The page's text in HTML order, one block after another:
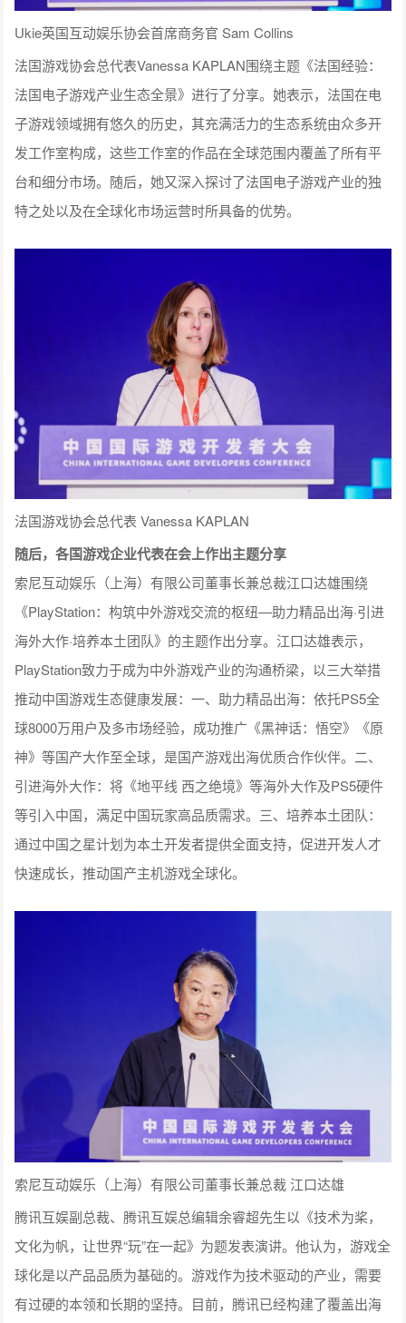
Ukie英国互动娱乐协会首席商务官 Sam Collins
法国游戏协会总代表Vanessa KAPLAN围绕主题《法国经验：
法国电子游戏产业生态全景》进行了分享。她表示，法国在电
子游戏领域拥有悠久的历史，其充满活力的生态系统由众多开
发工作室构成，这些工作室的作品在全球范围内覆盖了所有平
台和细分市场。随后，她又深入探讨了法国电子游戏产业的独
特之处以及在全球化市场运营时所具备的优势。
法国游戏协会总代表 Vanessa KAPLAN
随后，各国游戏企业代表在会上作出主题分享
索尼互动娱乐（上海）有限公司董事长兼总裁江口达雄围绕
《PlayStation：构筑中外游戏交流的枢纽—助力精品出海·引进
海外大作·培养本土团队》的主题作出分享。江口达雄表示，
PlayStation致力于成为中外游戏产业的沟通桥梁，以三大举措
推动中国游戏生态健康发展：一、助力精品出海：依托PS5全
球8000万用户及多市场经验，成功推广《黑神话：悟空》《原
神》等国产大作至全球，是国产游戏出海优质合作伙伴。二、
引进海外大作：将《地平线 西之绝境》等海外大作及PS5硬件
等引入中国，满足中国玩家高品质需求。三、培养本土团队：
通过中国之星计划为本土开发者提供全面支持，促进开发人才
快速成长，推动国产主机游戏全球化。
索尼互动娱乐（上海）有限公司董事长兼总裁 江口达雄
腾讯互娱副总裁、腾讯互娱总编辑余睿超先生以《技术为桨，
文化为帆，让世界“玩”在一起》为题发表演讲。他认为，游戏全
球化是以产品品质为基础的。游戏作为技术驱动的产业，需要
有过硬的本领和长期的坚持。目前，腾讯已经构建了覆盖出海